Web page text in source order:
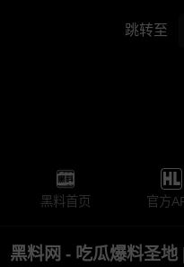
跳转至
黑料首页 官方
黑料网 - 吃瓜爆料圣